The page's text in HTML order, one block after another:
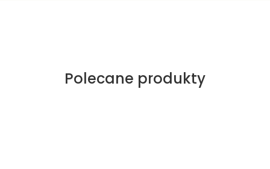
Polecane produkty